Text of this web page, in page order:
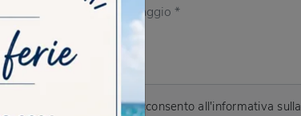
Acconsento all'informativa sulla